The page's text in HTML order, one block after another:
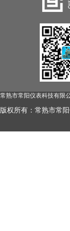
常熟市常阳仪表科技有限
版权所有：常熟市常